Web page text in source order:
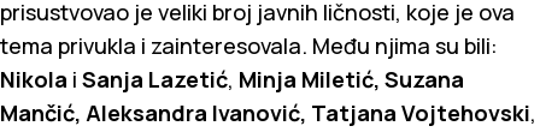
prisustvovao je veliki broj javnih ličnosti, koje je ova
tema privukla i zainteresovala. Među njima su bili:
Nikola i Sanja Lazetić, Minja Miletić, Suzana
Mančić, Aleksandra Ivanović, Tatjana Vojtehovski,